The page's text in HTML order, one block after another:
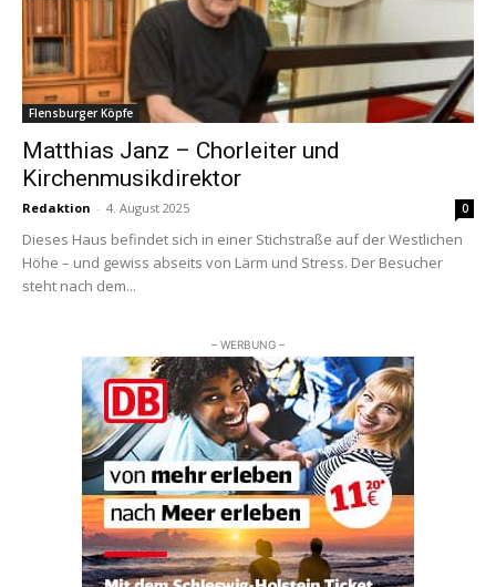
Flensburger Köpfe
Matthias Janz – Chorleiter und
Kirchenmusikdirektor
Redaktion - 4. August 2025 0
Dieses Haus befindet sich in einer Stichstraße auf der Westlichen
Höhe – und gewiss abseits von Lärm und Stress. Der Besucher
steht nach dem...
– WERBUNG –